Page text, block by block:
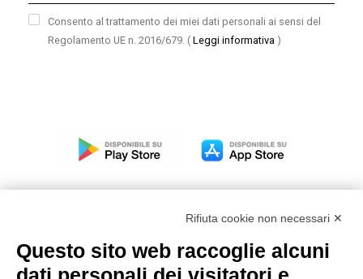
Consento al trattamento dei miei dati personali ai sensi del
Regolamento UE n. 2016/679. ( Leggi informativa )
Modello organizzativo, gestione e controllo – D. lgs.
Rifiuta cookie non necessari ✕
Questo sito web raccoglie alcuni